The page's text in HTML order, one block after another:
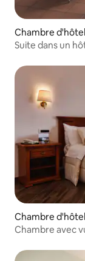
Chambre
Suite dans
Chambre d'hôtel
Chambre avec